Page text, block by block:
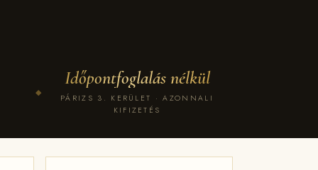
◆
Időpontfoglalás nélkül
PÁRIZS 3. KERÜLET · AZONNALI
KIFIZETÉS